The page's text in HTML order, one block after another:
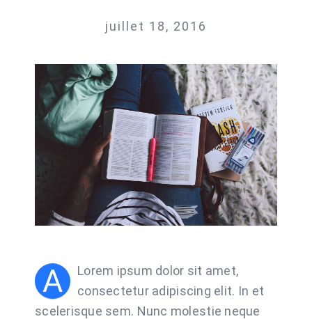
juillet 18, 2016
A
Lorem ipsum dolor sit amet,
consectetur adipiscing elit. In et
scelerisque sem. Nunc molestie neque